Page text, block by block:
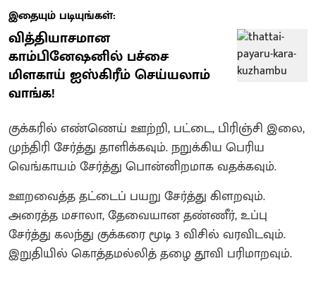
இதையும் படியுங்கள்:
வித்தியாசமான
காம்பினேஷனில் பச்சை
மிளகாய் ஐஸ்கிரீம் செய்யலாம்
வாங்க!
குக்கரில் எண்ணெய் ஊற்றி, பட்டை, பிரிஞ்சி இலை,
முந்திரி சேர்த்து தாளிக்கவும். நறுக்கிய பெரிய
வெங்காயம் சேர்த்து பொன்னிறமாக வதக்கவும்.
ஊறவைத்த தட்டைப் பயறு சேர்த்து கிளறவும்.
அரைத்த மசாலா, தேவையான தண்ணீர், உப்பு
சேர்த்து கலந்து குக்கரை மூடி 3 விசில் வரவிடவும்.
இறுதியில் கொத்தமல்லித் தழை தூவி பரிமாறவும்.